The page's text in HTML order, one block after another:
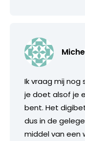
Ik vraag mij
je doet alsof je
bent. Het
dus in de
middel van een